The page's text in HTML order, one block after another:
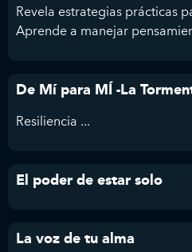
Revela estrategias prácticas
Aprende a manejar
De Mí para MÍ -La
Resiliencia ...
El poder de estar solo
La voz de tu alma